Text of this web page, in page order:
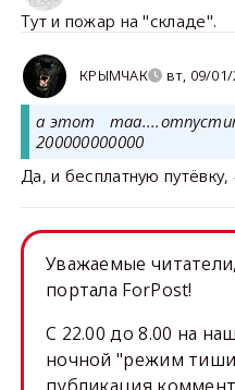
Тут и пожар на "складе".
КРЫМЧАК вт, 09/
а этот
200000000000
Да, и бесплатную путёвку,
Уважаемые
портала ForPost!
C 22.00 до 8.00 на
ночной "режим
публикация